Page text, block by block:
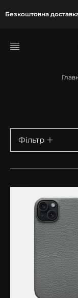
Безкоштовна
Фільтр